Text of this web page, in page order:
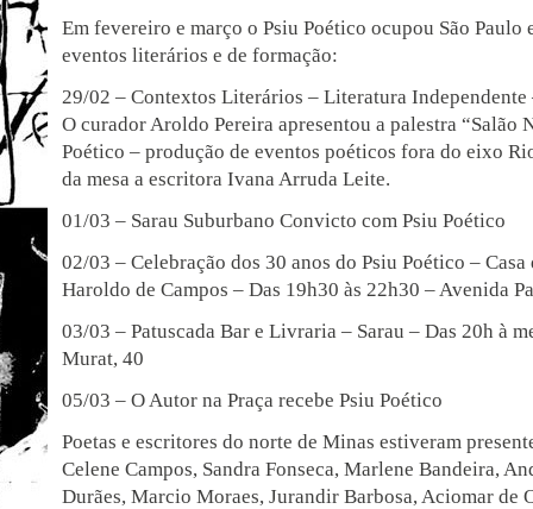
Em fevereiro e março o Psiu Poético ocupou São Paulo
eventos literários e de formação:
29/02 – Contextos Literários – Literatura Independente
O curador Aroldo Pereira apresentou a palestra “Salão
Poético – produção de eventos poéticos fora do eixo
da mesa a escritora Ivana Arruda Leite.
01/03 – Sarau Suburbano Convicto com Psiu Poético
02/03 – Celebração dos 30 anos do Psiu Poético – Casa
Haroldo de Campos – Das 19h30 às 22h30 – Avenida
03/03 – Patuscada Bar e Livraria – Sarau – Das 20h à
Murat, 40
05/03 – O Autor na Praça recebe Psiu Poético
Poetas e escritores do norte de Minas estiveram
Celene Campos, Sandra Fonseca, Marlene Bandeira,
Durães, Marcio Moraes, Jurandir Barbosa, Aciomar de